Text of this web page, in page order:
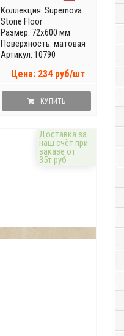
Коллекция: Supernova
Stone Floor
Размер: 72x600 мм
Поверхность: матовая
Артикул: 10790
Цена: 234 руб/шт
КУПИТЬ
Доставка за
наш счёт при
заказе от
35т.руб